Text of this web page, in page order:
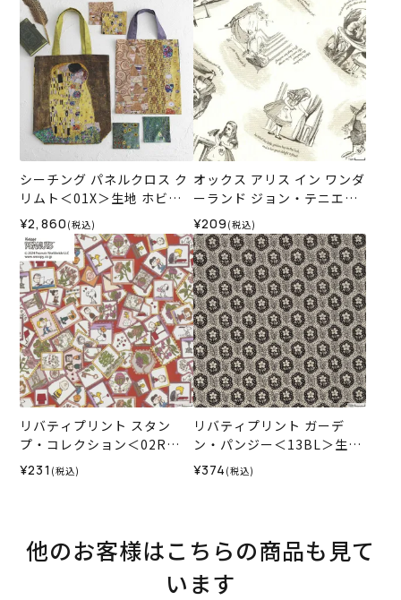
シーチング パネルクロス ク
リムト＜01X＞生地 ホビー
ラホビーレデザインコレク
ション
¥2,860 (税込)
オックス アリス イン ワンダ
ーランド ジョン・テニエル
の世界＜01BE＞生地 ホビー
ラホビーレデザインコレク
ション
¥209 (税込)
リバティプリント スタン
プ・コレクション＜02R＞
生地 （ホビーラホビーレオ
リジナルカラー）2024SS
¥231 (税込)
リバティプリント ガーデ
ン・パンジー＜13BL＞生地
（ホビーラホビーレオリジ
ナル）2026AW
¥374 (税込)
他のお客様はこちらの商品も見て
います